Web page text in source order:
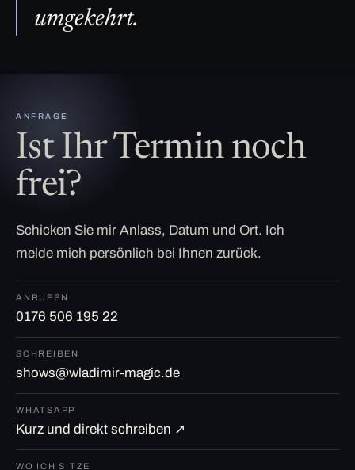
umgekehrt.
ANFRAGE
Ist Ihr Termin noch
frei?
Schicken Sie mir Anlass, Datum und Ort. Ich
melde mich persönlich bei Ihnen zurück.
ANRUFEN
0176 506 195 22
SCHREIBEN
shows@wladimir-magic.de
WHATSAPP
Kurz und direkt schreiben ↗
WO ICH SITZE